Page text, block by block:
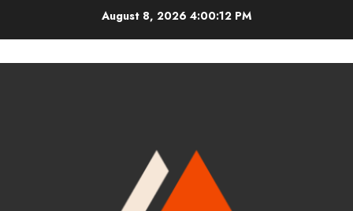
August 8, 2026 4:00:13 PM